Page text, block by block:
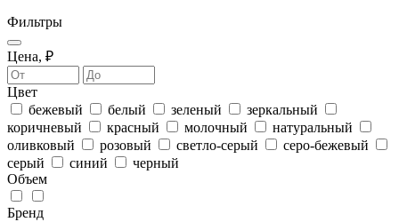
Фильтры
Цена, ₽
Цвет
бежевый
белый зеленый
зеркальный
коричневый
красный молочный
натуральный
оливковый
розовый светло-серый
серо-бежевый
серый
синий
черный
Объем
Бренд